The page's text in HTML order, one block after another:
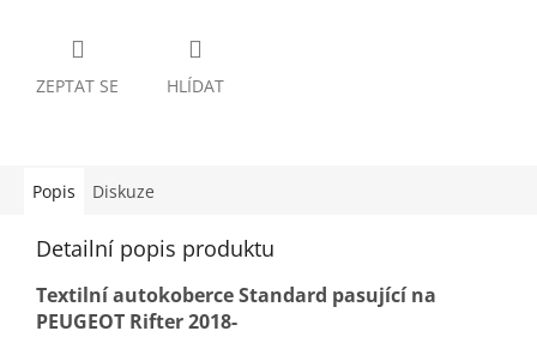
ZEPTAT SE HLÍDAT
Popis Diskuze
Detailní popis produktu
Textilní autokoberce Standard pasující na
PEUGEOT Rifter 2018-